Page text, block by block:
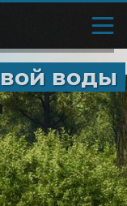
воды